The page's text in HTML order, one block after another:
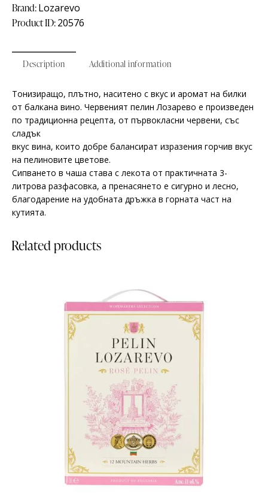
Brand:Lozarevo
Product ID:20576
Description Additional information
Тонизиращо, плътно, наситено с вкус и аромат на билки
от балкана вино. Червеният пелин Лозарево е произведен
по традиционна рецепта, от първокласни червени, със
сладък
вкус вина, които добре балансират изразения горчив вкус
на пелиновите цветове.
Сипването в чаша става с лекота от практичната 3-
литрова разфасовка, а пренасянето е сигурно и лесно,
благодарение на удобната дръжка в горната част на
кутията.
Related products